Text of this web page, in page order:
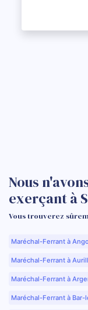
Nous
exerçant à
Vous trouverez
Maréchal-Ferrant à
Maréchal-Ferrant à
Maréchal-Ferrant à
Maréchal-Ferrant à Bar-